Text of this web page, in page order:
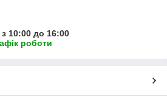
10:00 до 16:00
роботи